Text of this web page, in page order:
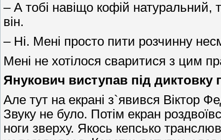
– А тобі навіщо кофій
він.
– Ні. Мені просто пити розчинну
Мені не хотілося сваритися з цим
Янукович виступав під диктовку
Але тут на екрані з`явився Віктор
Звуку не було. Потім екран
ноги зверху. Якось кепсько